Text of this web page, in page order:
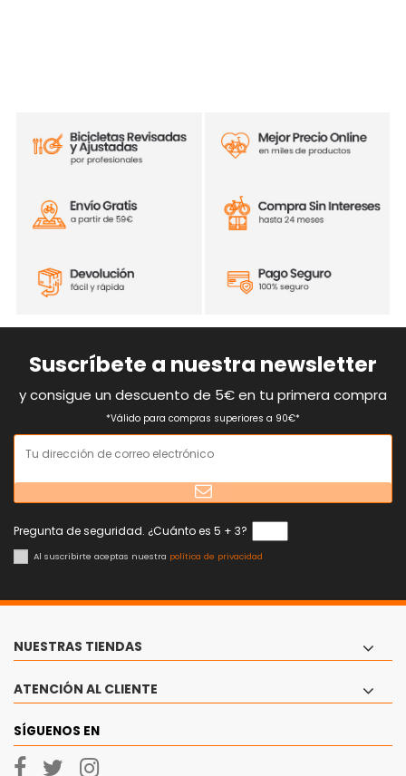
Suscríbete a nuestra newsletter
y consigue un descuento de 5€ en tu primera compra
*Válido para compras superiores a 90€*
Pregunta de seguridad. ¿Cuánto es 5 + 3?
Al suscribirte aceptas nuestra política de privacidad
NUESTRAS TIENDAS
ATENCIÓN AL CLIENTE
SÍGUENOS EN